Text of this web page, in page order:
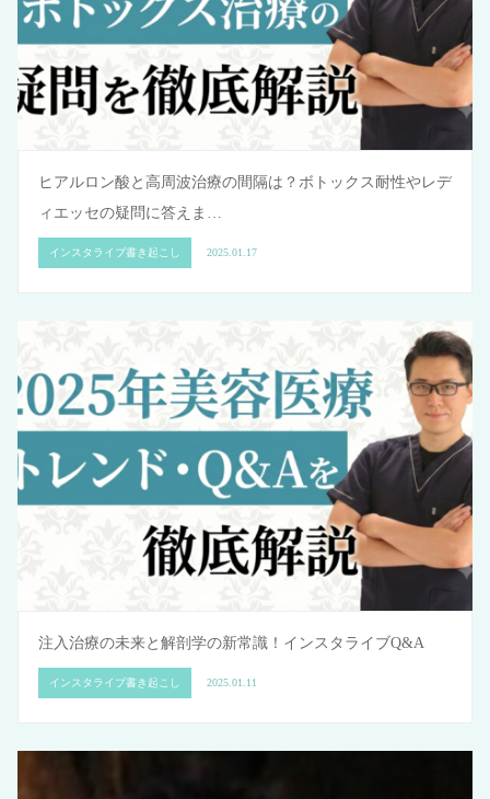
ヒアルロン酸と高周波治療の間隔は？ボトックス耐性やレデ
ィエッセの疑問に答えま…
インスタライブ書き起こし 2025.01.17
注入治療の未来と解剖学の新常識！インスタライブQ&A
インスタライブ書き起こし 2025.01.11